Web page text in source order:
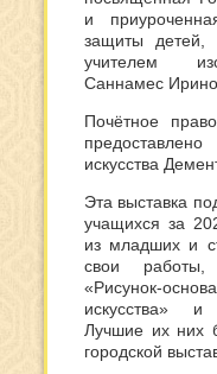
и
защиты детей,
учителем
Саннамес
Почётное
искусства
Эта выставка
учащихся за
из младших и
свои
«Рисунок-
искусства» и
Лучшие их них
городской